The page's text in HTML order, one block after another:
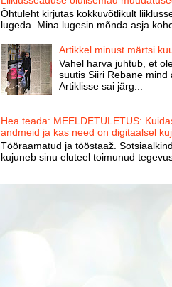
Õhtuleht kirjutas kokkuvõtlikult
lugeda. Mina lugesin mõnda asja
Artikkel minust märtsi
Vahel harva juhtub, et
suutis Siiri Rebane
Artiklisse sai järg...
Hea teada: MEELDETULETUS:
andmeid ja kas need on digitaalsel
Tööraamatud ja tööstaaž.
kujuneb sinu eluteel toimunud